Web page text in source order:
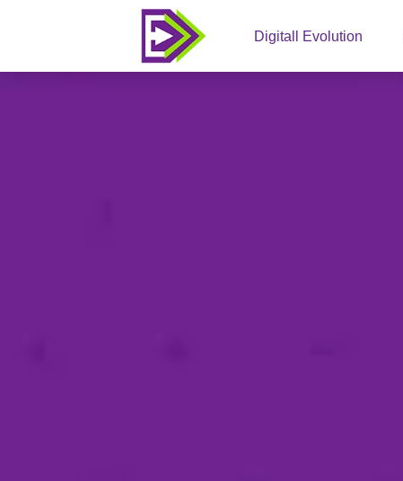
Digitall Evolution